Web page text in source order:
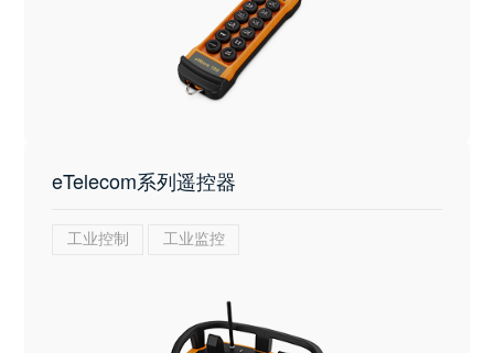
eTelecom系列遥控器
工业控制 工业监控